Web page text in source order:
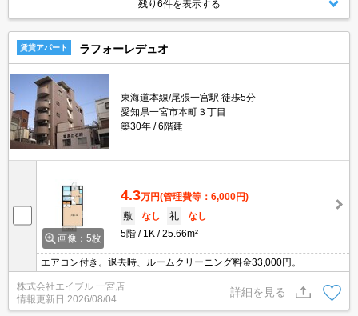
残り6件を表示する
賃貸アパート ラフォーレデュオ
東海道本線/尾張一宮駅 徒歩5分
愛知県一宮市本町３丁目
築30年
6階建
画像：5枚
4.3万円(管理費等：6,000円)
敷
なし 礼
なし
5階
1K 25.66m²
エアコン付き。退去時、ルームクリーニング料金33,000円。
株式会社エイブル 一宮店
情報更新日 2026/08/04
詳細を見る